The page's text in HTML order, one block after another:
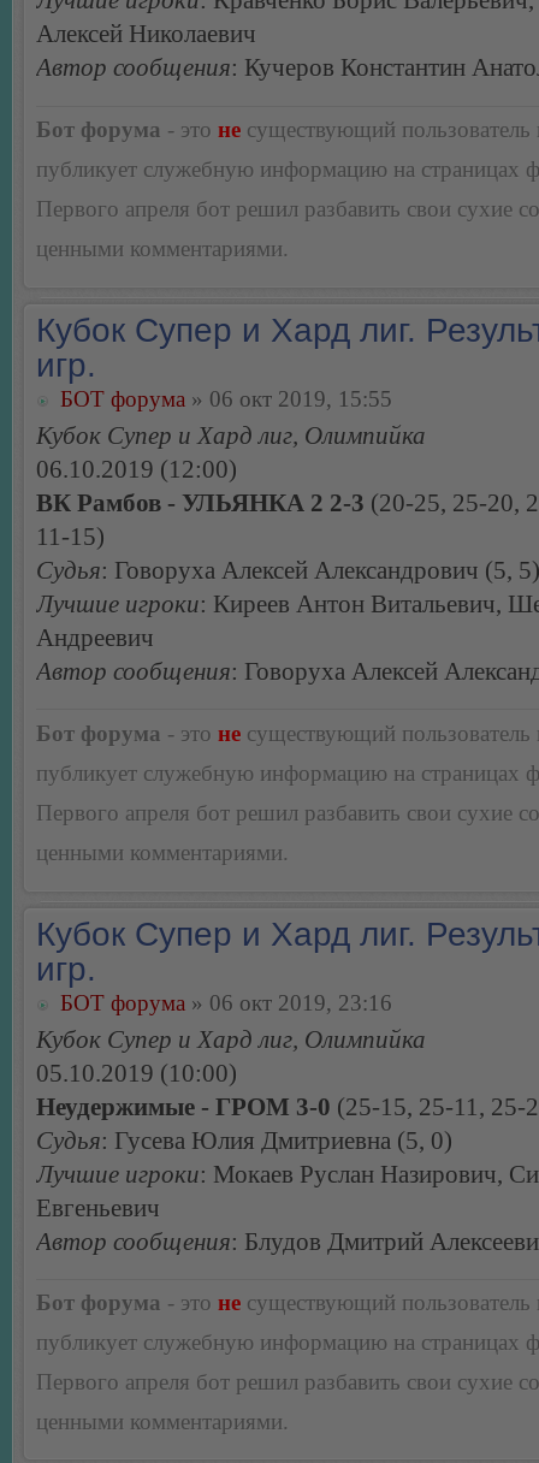
Алексей Николаевич
Автор сообщения: Кучеров Константин
Бот форума - это не существующий пользователь
публикует служебную информацию на страницах
Первого апреля бот решил разбавить свои сухие
ценными комментариями.
Кубок Супер и Хард лиг.
игр.
БОТ форума » 06 окт 2019, 15:55
Кубок Супер и Хард лиг, Олимпийка
06.10.2019 (12:00)
ВК Рамбов - УЛЬЯНКА 2 2-3 (20-25, 25-20,
11-15)
Судья: Говоруха Алексей Александрович (5, 5)
Лучшие игроки: Киреев Антон Витальевич,
Андреевич
Автор сообщения: Говоруха Алексей
Бот форума - это не существующий пользователь
публикует служебную информацию на страницах
Первого апреля бот решил разбавить свои сухие
ценными комментариями.
Кубок Супер и Хард лиг.
игр.
БОТ форума » 06 окт 2019, 23:16
Кубок Супер и Хард лиг, Олимпийка
05.10.2019 (10:00)
Неудержимые - ГРОМ 3-0 (25-15, 25-11, 25-
Судья: Гусева Юлия Дмитриевна (5, 0)
Лучшие игроки: Мокаев Руслан Назирович,
Евгеньевич
Автор сообщения: Блудов Дмитрий
Бот форума - это не существующий пользователь
публикует служебную информацию на страницах
Первого апреля бот решил разбавить свои сухие
ценными комментариями.